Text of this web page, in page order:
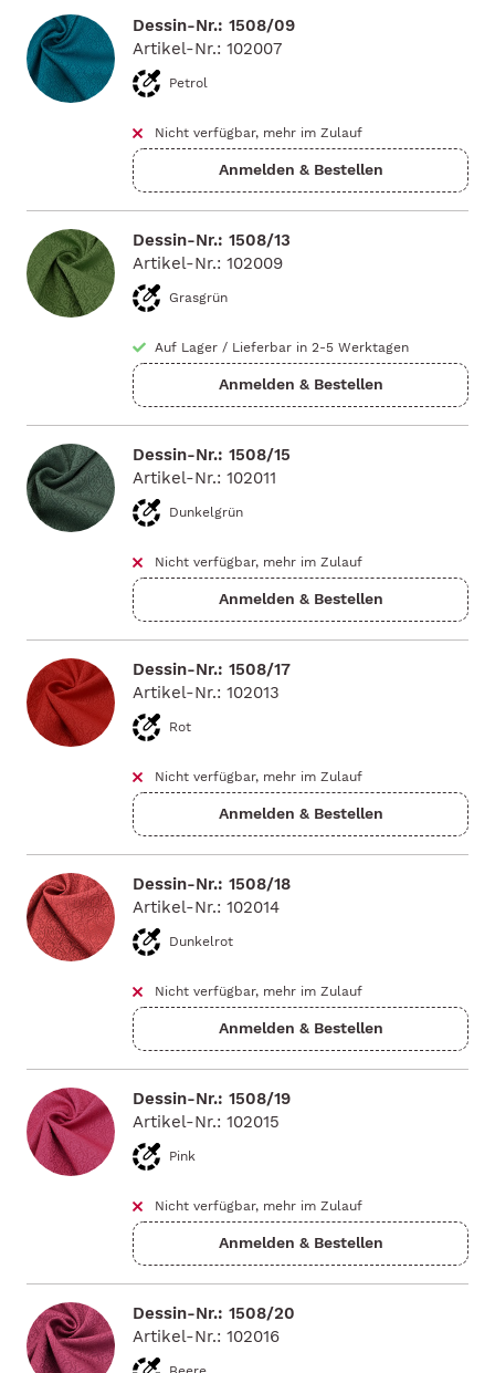
Dessin-Nr.: 1508/09
Artikel-Nr.: 102007
Petrol
Nicht verfügbar, mehr im Zulauf
Dessin-Nr.: 1508/13
Artikel-Nr.: 102009
Grasgrün
Auf Lager / Lieferbar in 2-5 Werktagen
Dessin-Nr.: 1508/15
Artikel-Nr.: 102011
Dunkelgrün
Nicht verfügbar, mehr im Zulauf
Dessin-Nr.: 1508/17
Artikel-Nr.: 102013
Rot
Nicht verfügbar, mehr im Zulauf
Dessin-Nr.: 1508/18
Artikel-Nr.: 102014
Dunkelrot
Nicht verfügbar, mehr im Zulauf
Dessin-Nr.: 1508/19
Artikel-Nr.: 102015
Pink
Nicht verfügbar, mehr im Zulauf
Dessin-Nr.: 1508/20
Artikel-Nr.: 102016